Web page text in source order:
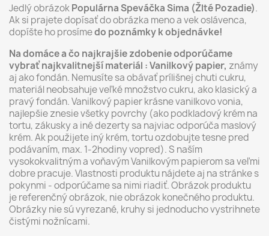
Jedlý obrázokPopulárna Speváčka Sima (Žlté Pozadie).
Ak si prajete dopísať do obrázka meno a vek oslávenca,
dopíšte ho prosímedo poznámky k objednávke!
Na domáce a čo najkrajšie zdobenie odporúčame
vybrať najkvalitnejší materiál : Vanilkový papier, známy
aj ako fondán. Nemusíte sa obávať prílišnej chuti cukru,
materiál neobsahuje veľké množstvo cukru, ako klasický a
pravý fondán. Vanilkový papier krásne vanilkovo vonia,
najlepšie znesie všetky povrchy (ako podkladový krém na
tortu, zákusky a iné dezerty sa najviac odporúča maslový
krém. Ak použijete iný krém, tortu ozdobujte tesne pred
podávaním, max. 1-2hodiny vopred). S naším
vysokokvalitným a voňavým Vanilkovým papierom sa veľmi
dobre pracuje. Vlastnosti produktu nájdete aj na stránke s
pokynmi - odporúčame sa nimi riadiť. Obrázok produktu
je referenčný obrázok, nie obrázok konečného produktu.
Obrázky nie sú vyrezané, kruhy si jednoducho vystrihnete
čistými nožnícami.